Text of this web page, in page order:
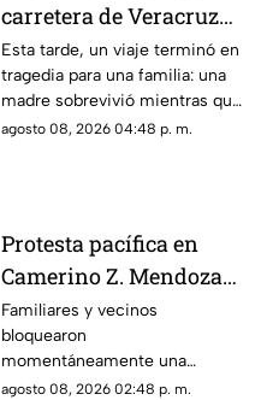
carretera de Veracruz
deja a joven MUERTO y
a su madre gravemente
herida; buscan a sus
familiares
Esta tarde, un viaje terminó en
tragedia para una familia: una
madre sobrevivió mientras que
su hijo murió tras el fuerte
agosto 08, 2026 04:48 p. m.
Protesta pacífica en
Camerino Z. Mendoza
por desaparición de
comerciante; ¿qué exige
su familia?
Familiares y vecinos
bloquearon
momentáneamente una
avenida de Camerino Z.
agosto 08, 2026 02:48 p. m.